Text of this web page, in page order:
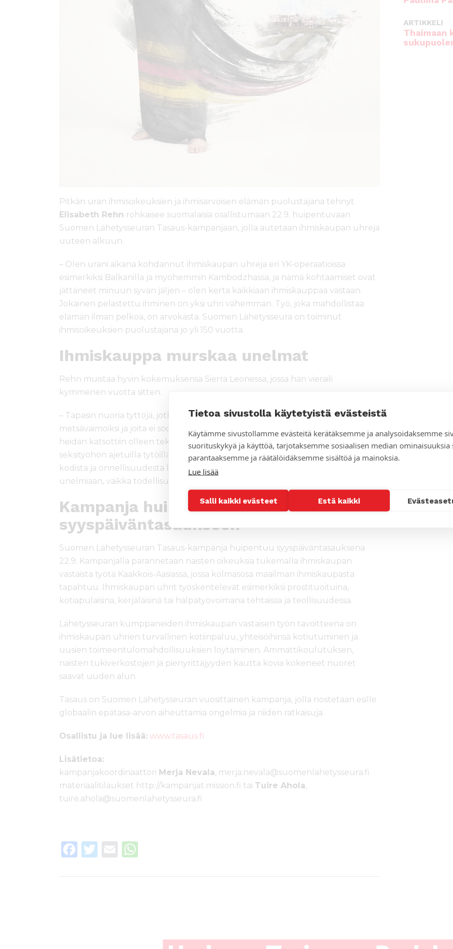
Tietoa sivustolla käytetyistä evästeistä
Käytämme sivustollamme evästeitä kerätäksemme ja analysoidaksemme
suorituskykyä ja käyttöä, tarjotaksemme sosiaalisen median ominaisuuksia
parantaaksemme ja räätälöidäksemme sisältöä ja mainoksia.
Lue lisää
Salli kaikki evästeet Estä kaikki
Pitkän uran ihmisoikeuksien ja ihmisarvoisen elämän puolustajana tehnyt
Elisabeth Rehn rohkaisee suomalaisia osallistumaan 22.9. huipentuvaan
Suomen Lähetysseuran Tasaus-kampanjaan, jolla autetaan ihmiskaupan uhreja
uuteen alkuun.
– Olen urani aikana kohdannut ihmiskaupan uhreja eri YK-operaatioissa
esimerkiksi Balkanilla ja myöhemmin Kambodzhassa, ja nämä kohtaamiset ovat
jättäneet minuun syvän jäljen – olen kerta kaikkiaan ihmiskauppaa vastaan.
Jokainen pelastettu ihminen on yksi uhri vähemmän. Työ, joka mahdollistaa
elämän ilman pelkoa, on arvokasta. Suomen Lähetysseura on toiminut
ihmisoikeuksien puolustajana jo yli 150 vuotta.
Ihmiskauppa murskaa unelmat
Rehn muistaa hyvin kokemuksensa Sierra Leonessa, jossa hän vieraili
kymmenen vuotta sitten.
– Tapasin nuoria tyttöjä, jotka oli sodan aikana napattu vihollisten
metsävaimoiksi ja joita ei sodan jälkeen enää huolittu takaisin kotikyliinsä, sillä
heidän katsottiin olleen tekemisissä rikollisten kanssa. Näillä elantonsa pitimiksi
seksityöhön ajetuilla tytöillä oli täsmälleen samat unelmat koulutuksesta,
kodista ja onnellisuudesta kuin suomalaisilla teinitytöillä. He jaksoivat ylläpitää
unelmiaan, vaikka todellisuus oli raadollista.
Kampanja huipentuu
syyspäiväntasaukseen
Suomen Lähetysseuran Tasaus-kampanja huipentuu syyspäiväntasauksena
22.9. Kampanjalla parannetaan naisten oikeuksia tukemalla ihmiskaupan
vastaista työtä Kaakkois-Aasiassa, jossa kolmasosa maailman ihmiskaupasta
tapahtuu. Ihmiskaupan uhrit työskentelevät esimerkiksi prostituoituina,
kotiapulaisina, kerjäläisinä tai halpatyövoimana tehtaissa ja teollisuudessa.
Lähetysseuran kumppaneiden ihmiskaupan vastaisen työn tavoitteena on
ihmiskaupan uhrien turvallinen kotiinpaluu, yhteisöihinsä kotiutuminen ja
uusien toimeentulomahdollisuuksien löytäminen. Ammattikoulutuksen,
naisten tukiverkostojen ja pienyrittäjyyden kautta kovia kokeneet nuoret
saavat uuden alun.
Tasaus on Suomen Lähetysseuran vuosittainen kampanja, jolla nostetaan esille
globaalin epätasa-arvon aiheuttamia ongelmia ja niiden ratkaisuja.
Osallistu ja lue lisää: www.tasaus.fi
Lisätietoa:
kampanjakoordinaattori Merja Nevala, merja.nevala@suomenlahetysseura.fi
materiaalitilaukset http://kampanjat.mission.fi tai Tuire Ahola,
tuire.ahola@suomenlahetysseura.fi
F
T
E
ARTIKKELI
Thaimaan